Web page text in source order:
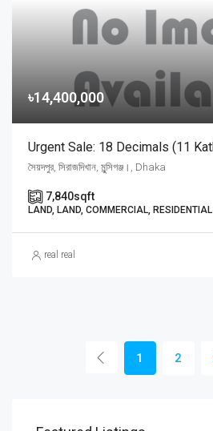
৳14,400,000
সৈয়দপুর, সিরাজদিখান, মুন্সিগঞ্জ।, Dhaka
7,840sqft
LAND, LAND, COMMERCIAL, RESIDENTIAL
real real
1 2
Price On Call